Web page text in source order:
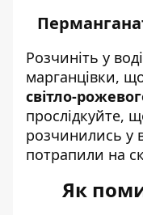
Розчиніть у
марганцівки,
світло-
прослідкуйте,
розчинились у
потрапили на
Як